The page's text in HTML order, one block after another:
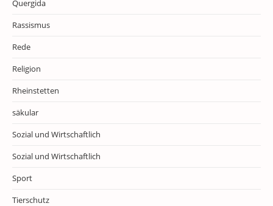
Quergida
Rassismus
Rede
Religion
Rheinstetten
säkular
Sozial und Wirtschaftlich
Sozial und Wirtschaftlich
Sport
Tierschutz